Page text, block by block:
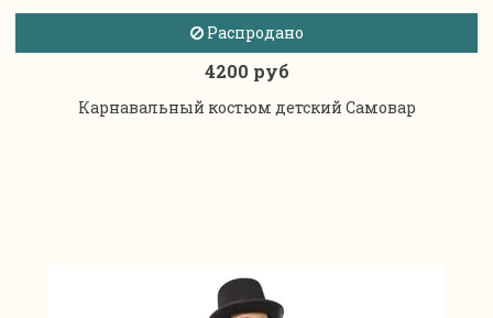
Распродано
4200 руб
Карнавальный костюм детский Самовар